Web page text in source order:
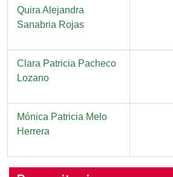
Nombre
Quira Alejandra
Sanabria Rojas
Nombre
Clara Patricia Pacheco
Lozano
Nombre
Mónica Patricia Melo
Herrera